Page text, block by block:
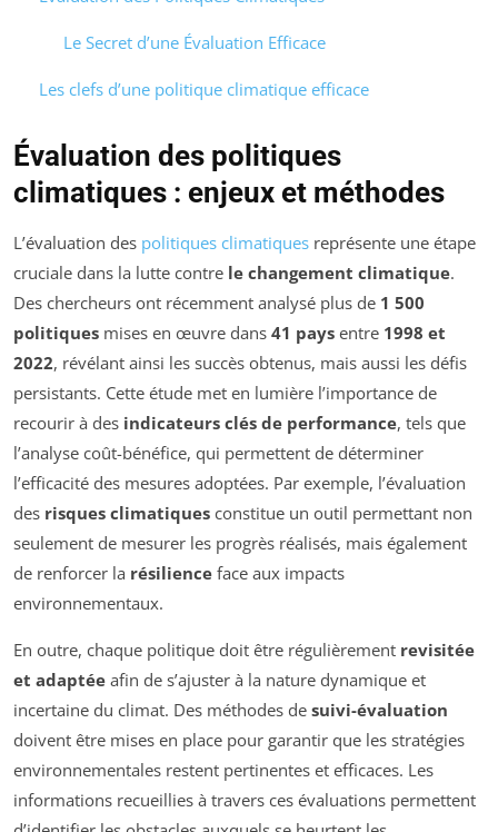
Le Secret d’une Évaluation Efficace
Les clefs d’une politique climatique efficace
Évaluation des politiques
climatiques : enjeux et méthodes
L’évaluation des politiques climatiques représente une étape
cruciale dans la lutte contre le changement climatique.
Des chercheurs ont récemment analysé plus de 1 500
politiques mises en œuvre dans 41 pays entre 1998 et
2022, révélant ainsi les succès obtenus, mais aussi les défis
persistants. Cette étude met en lumière l’importance de
recourir à des indicateurs clés de performance, tels que
l’analyse coût-bénéfice, qui permettent de déterminer
l’efficacité des mesures adoptées. Par exemple, l’évaluation
des risques climatiques constitue un outil permettant non
seulement de mesurer les progrès réalisés, mais également
de renforcer la résilience face aux impacts
environnementaux.
En outre, chaque politique doit être régulièrement revisitée
et adaptée afin de s’ajuster à la nature dynamique et
incertaine du climat. Des méthodes de suivi-évaluation
doivent être mises en place pour garantir que les stratégies
environnementales restent pertinentes et efficaces. Les
informations recueillies à travers ces évaluations permettent